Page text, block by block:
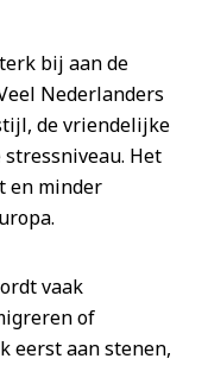
bij aan de
Nederlanders
de vriendelijke
Het
en minder
vaak
of
eerst aan stenen,